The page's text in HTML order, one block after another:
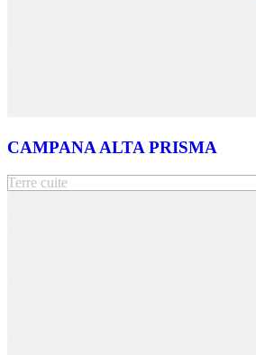
CAMPANA ALTA PRISMA
Terre cuite